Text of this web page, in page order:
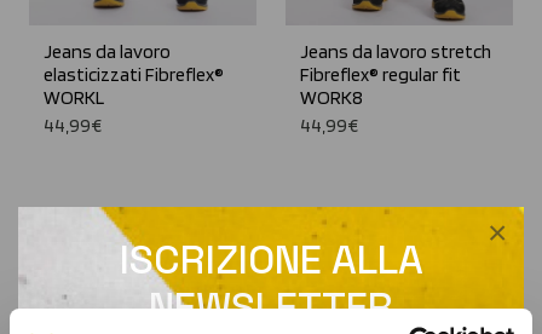
ISCRIZIONE ALLA
NEWSLETTER
×
Jeans da lavoro
elasticizzati Fibreflex®
WORKL
44,99€
Jeans da lavoro stretch
Fibreflex® regular fit
WORK8
44,99€